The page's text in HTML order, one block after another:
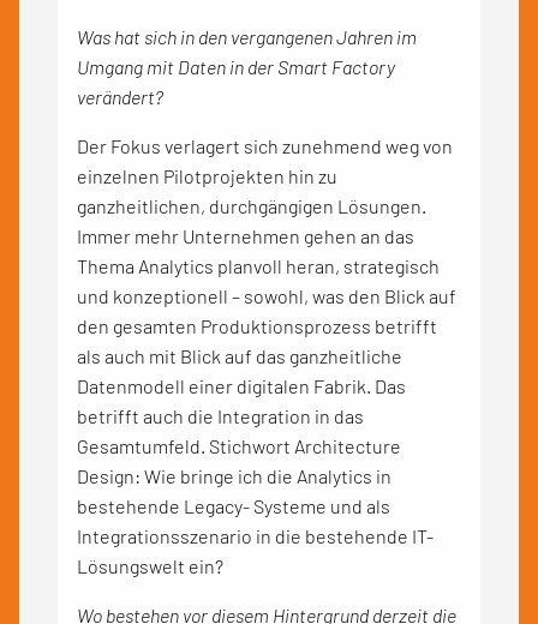
Was hat sich in den vergangenen Jahren im
Umgang mit Daten in der Smart Factory
verändert?
Der Fokus verlagert sich zunehmend weg von
einzelnen Pilotprojekten hin zu
ganzheitlichen, durchgängigen Lösungen.
Immer mehr Unternehmen gehen an das
Thema Analytics planvoll heran, strategisch
und konzeptionell – sowohl, was den Blick auf
den gesamten Produktionsprozess betrifft
als auch mit Blick auf das ganzheitliche
Datenmodell einer digitalen Fabrik. Das
betrifft auch die Integration in das
Gesamtumfeld. Stichwort Architecture
Design: Wie bringe ich die Analytics in
bestehende Legacy- Systeme und als
Integrationsszenario in die bestehende IT-
Lösungswelt ein?
Wo bestehen vor diesem Hintergrund derzeit die